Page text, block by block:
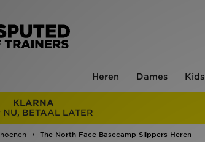
Heren Dames Kids
KLARNA
NU, BETAAL LATER
The North Face Basecamp Slippers Heren